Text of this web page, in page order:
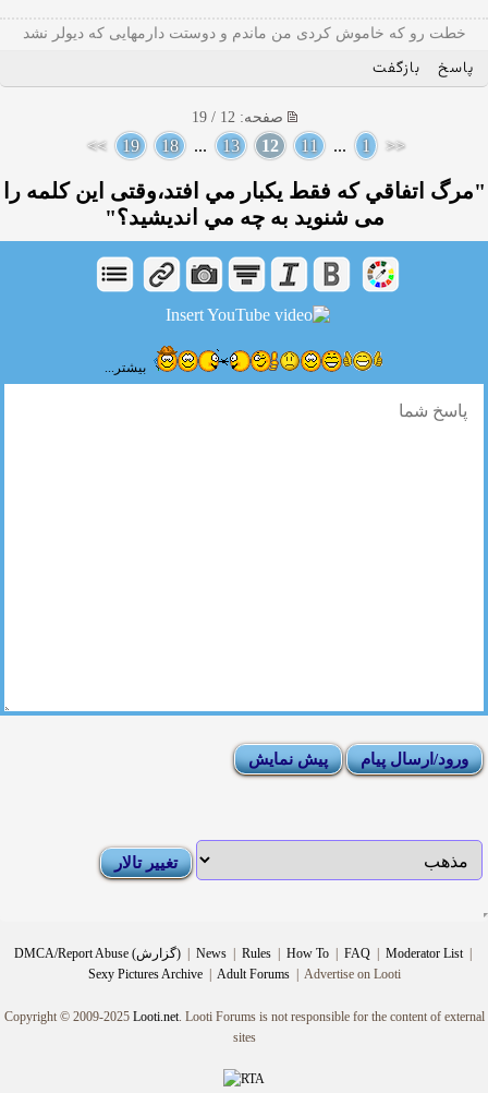
خطت رو که خاموش کردی من ماندم و دوستت دارمهایی که دیولر نشد
پاسخ بازگفت
صفحه: 12 / 19
<<
1
...
11
12
13
...
18
19
>>
"مرگ اتفاقي كه فقط يكبار مي افتد،وقتی اين كلمه را
می شنوید به چه مي انديشيد؟"
بیشتر...
DMCA/Report Abuse (گزارش) News Rules How To FAQ Moderator List
Sexy Pictures Archive
Adult Forums Advertise on Looti
Copyright © 2009-2025 Looti.net. Looti Forums is not responsible for the content of external
sites